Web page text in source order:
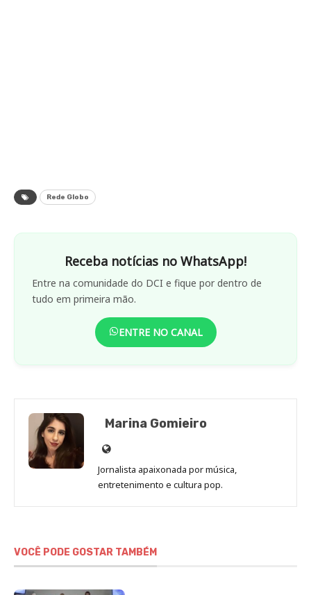
Rede Globo
Receba notícias no WhatsApp!
Entre na comunidade do DCI e fique por dentro de
tudo em primeira mão.
ENTRE NO CANAL
Marina Gomieiro
Site
de
Marina
Jornalista apaixonada por música,
entretenimento e cultura pop.
VOCÊ PODE GOSTAR TAMBÉM